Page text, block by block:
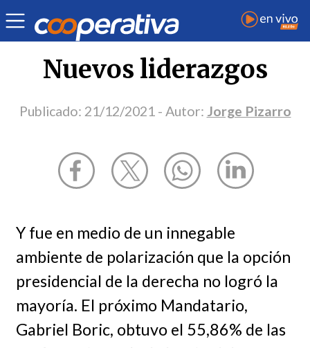
Opinión | Jorge Pizarro
Nuevos liderazgos
Publicado: 21/12/2021 - Autor: Jorge Pizarro
Y fue en medio de un innegable
ambiente de polarización que la opción
presidencial de la derecha no logró la
mayoría. El próximo Mandatario,
Gabriel Boric, obtuvo el 55,86% de las